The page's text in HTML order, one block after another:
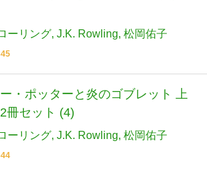
ーリング J.K. Rowling 松岡佑子
・ポッターと炎のゴブレット 上
冊セット (4)
ーリング J.K. Rowling 松岡佑子